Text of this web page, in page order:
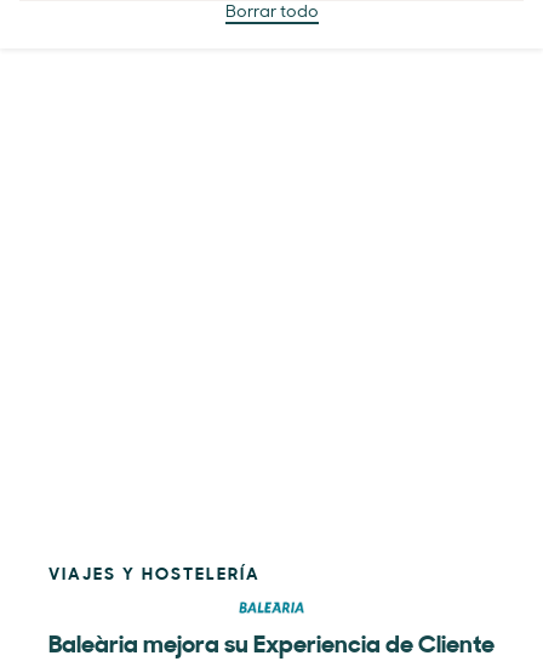
Borrar todo
VIAJES Y HOSTELERÍA
Baleària mejora su Experiencia de Cliente